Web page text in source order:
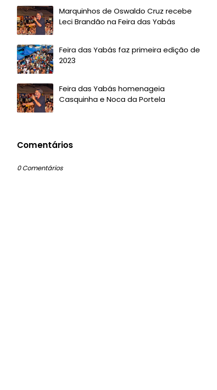
Marquinhos de Oswaldo Cruz recebe
Leci Brandão na Feira das Yabás
Feira das Yabás faz primeira edição de
2023
Feira das Yabás homenageia
Casquinha e Noca da Portela
Comentários
0 Comentários